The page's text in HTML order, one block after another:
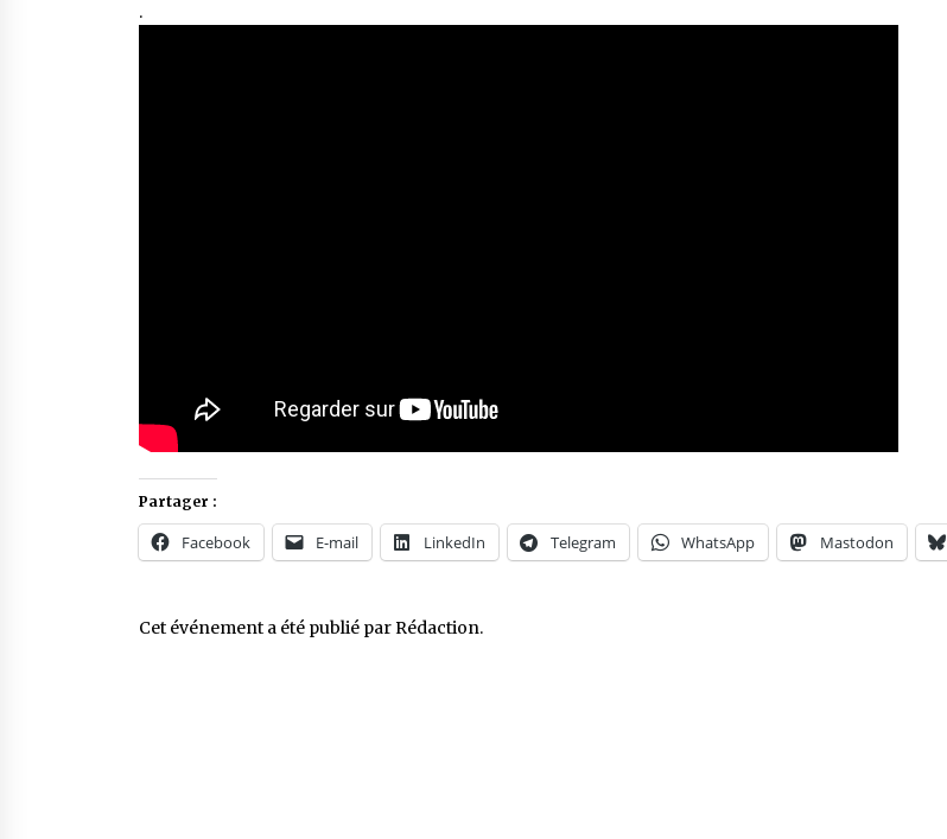
.
Partager :
Facebook E-mail LinkedIn Telegram WhatsApp Mastodon
Cet événement a été publié parRédaction.